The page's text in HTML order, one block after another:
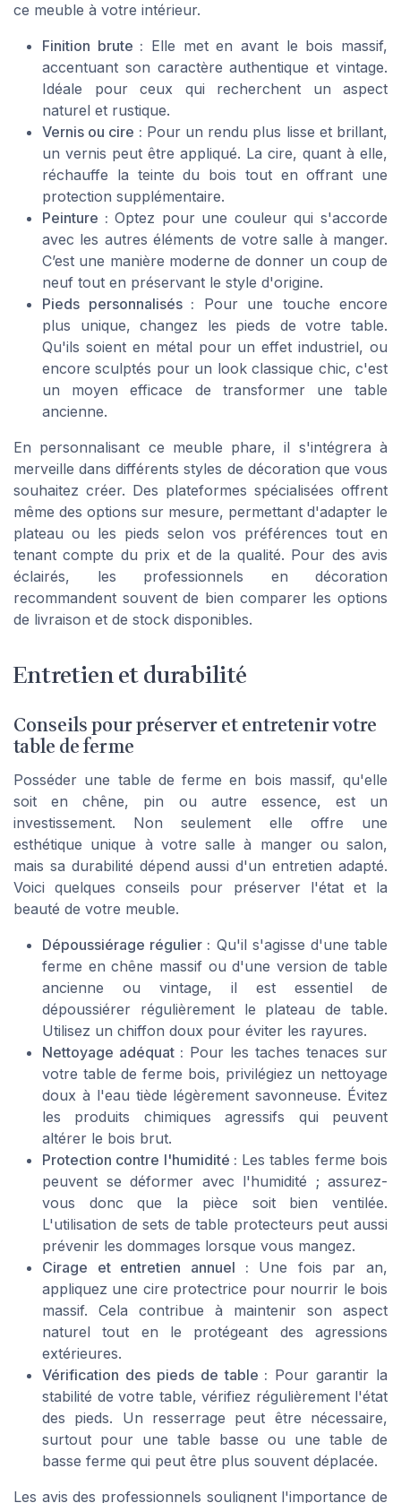
ce meuble à votre intérieur.
Finition brute : Elle met en avant le bois massif,
accentuant son caractère authentique et vintage.
Idéale pour ceux qui recherchent un aspect
naturel et rustique.
Vernis ou cire : Pour un rendu plus lisse et brillant,
un vernis peut être appliqué. La cire, quant à elle,
réchauffe la teinte du bois tout en offrant une
protection supplémentaire.
Peinture : Optez pour une couleur qui s'accorde
avec les autres éléments de votre salle à manger.
C’est une manière moderne de donner un coup de
neuf tout en préservant le style d'origine.
Pieds personnalisés : Pour une touche encore
plus unique, changez les pieds de votre table.
Qu'ils soient en métal pour un effet industriel, ou
encore sculptés pour un look classique chic, c'est
un moyen efficace de transformer une table
ancienne.
En personnalisant ce meuble phare, il s'intégrera à
merveille dans différents styles de décoration que vous
souhaitez créer. Des plateformes spécialisées offrent
même des options sur mesure, permettant d'adapter le
plateau ou les pieds selon vos préférences tout en
tenant compte du prix et de la qualité. Pour des avis
éclairés, les professionnels en décoration
recommandent souvent de bien comparer les options
de livraison et de stock disponibles.
Entretien et durabilité
Conseils pour préserver et entretenir votre
table de ferme
Posséder une table de ferme en bois massif, qu'elle
soit en chêne, pin ou autre essence, est un
investissement. Non seulement elle offre une
esthétique unique à votre salle à manger ou salon,
mais sa durabilité dépend aussi d'un entretien adapté.
Voici quelques conseils pour préserver l'état et la
beauté de votre meuble.
Dépoussiérage régulier : Qu'il s'agisse d'une table
ferme en chêne massif ou d'une version de table
ancienne ou vintage, il est essentiel de
dépoussiérer régulièrement le plateau de table.
Utilisez un chiffon doux pour éviter les rayures.
Nettoyage adéquat : Pour les taches tenaces sur
votre table de ferme bois, privilégiez un nettoyage
doux à l'eau tiède légèrement savonneuse. Évitez
les produits chimiques agressifs qui peuvent
altérer le bois brut.
Protection contre l'humidité : Les tables ferme bois
peuvent se déformer avec l'humidité ; assurez-
vous donc que la pièce soit bien ventilée.
L'utilisation de sets de table protecteurs peut aussi
prévenir les dommages lorsque vous mangez.
Cirage et entretien annuel : Une fois par an,
appliquez une cire protectrice pour nourrir le bois
massif. Cela contribue à maintenir son aspect
naturel tout en le protégeant des agressions
extérieures.
Vérification des pieds de table : Pour garantir la
stabilité de votre table, vérifiez régulièrement l'état
des pieds. Un resserrage peut être nécessaire,
surtout pour une table basse ou une table de
basse ferme qui peut être plus souvent déplacée.
Les avis des professionnels soulignent l'importance de